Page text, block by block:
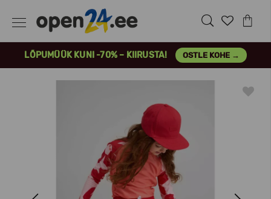
LÕPUMÜÜK KUNI -70% – KIIRUSTA! OSTLE KOHE →